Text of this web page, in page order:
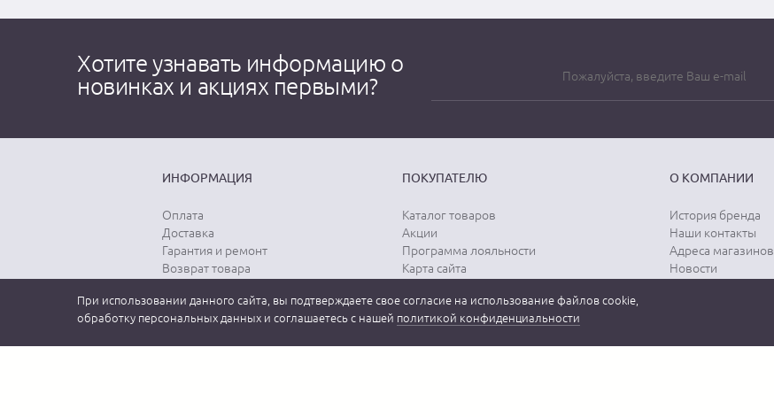
Хотите узнавать информацию о
новинках и акциях первыми?
ИНФОРМАЦИЯ
Оплата
Доставка
Гарантия и ремонт
Возврат товара
Уход за одеждой
ПОКУПАТЕЛЮ
Каталог товаров
Акции
Программа лояльности
Карта сайта
Отзывы о товарах
О КОМПАНИИ
История бренда
Наши контакты
Адреса магазинов
Новости
При использовании данного сайта, вы подтверждаете свое согласие на использование файлов cookie,
обработку персональных данных и соглашаетесь с нашей политикой конфиденциальности